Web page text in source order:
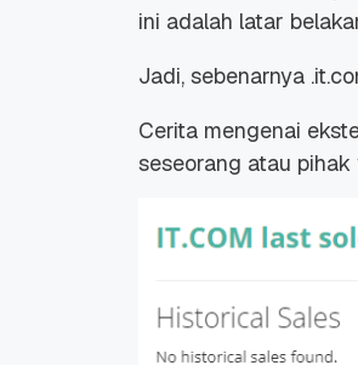
ini adalah latar
Jadi, sebenarnya
Cerita mengenai
seseorang atau